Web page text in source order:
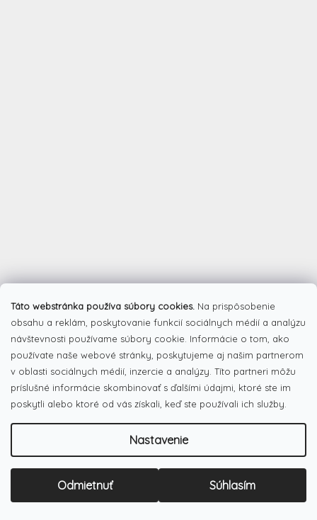
Táto webstránka používa súbory cookies. Na prispôsobenie
obsahu a reklám, poskytovanie funkcií sociálnych médií a analýzu
návštevnosti používame súbory cookie. Informácie o tom, ako
používate naše webové stránky, poskytujeme aj našim partnerom
v oblasti sociálnych médií, inzercie a analýzy. Títo partneri môžu
príslušné informácie skombinovať s ďalšími údajmi, ktoré ste im
poskytli alebo ktoré od vás získali, keď ste používali ich služby.
Nastavenie
Odmietnuť Súhlasím